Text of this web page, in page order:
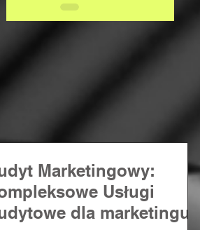
Marketingowy:
Usługi
dla marketingu